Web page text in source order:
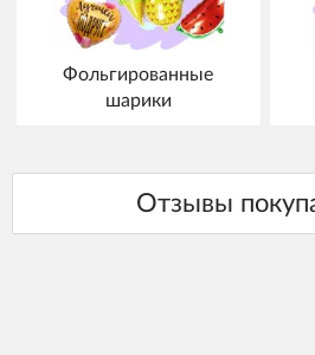
Фольгированные
шарики